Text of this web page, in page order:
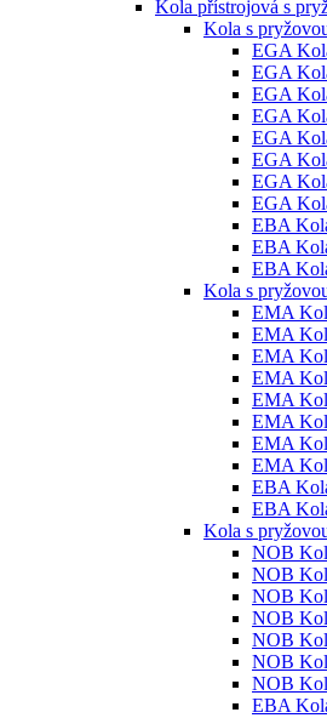
Kola přístrojová s
Kola s
EGA
EGA
EGA
EGA
EGA
EGA
EGA
EGA
EBA
EBA
EBA
Kola s
EMA
EMA
EMA
EMA
EMA
EMA
EMA
EMA
EBA
EBA
Kola s
NOB
NOB
NOB
NOB
NOB
NOB
NOB
EBA